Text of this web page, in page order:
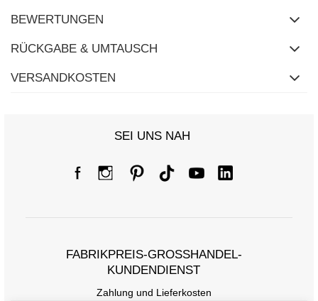
BEWERTUNGEN
RÜCKGABE & UMTAUSCH
VERSANDKOSTEN
SEI UNS NAH
FABRIKPREIS-GROSSHANDEL-K
UNDENDIENST
Zahlung und Lieferkosten